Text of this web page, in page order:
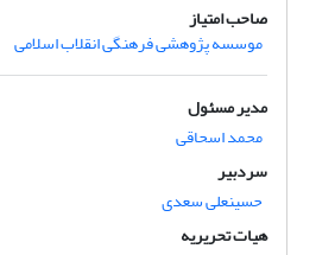
صاحب امتیاز
موسسه پژوهشی فرهنگی انقلاب اسلامی
مدیر مسئول
محمد اسحاقی
سردبیر
حسینعلی سعدی
هیات تحریریه